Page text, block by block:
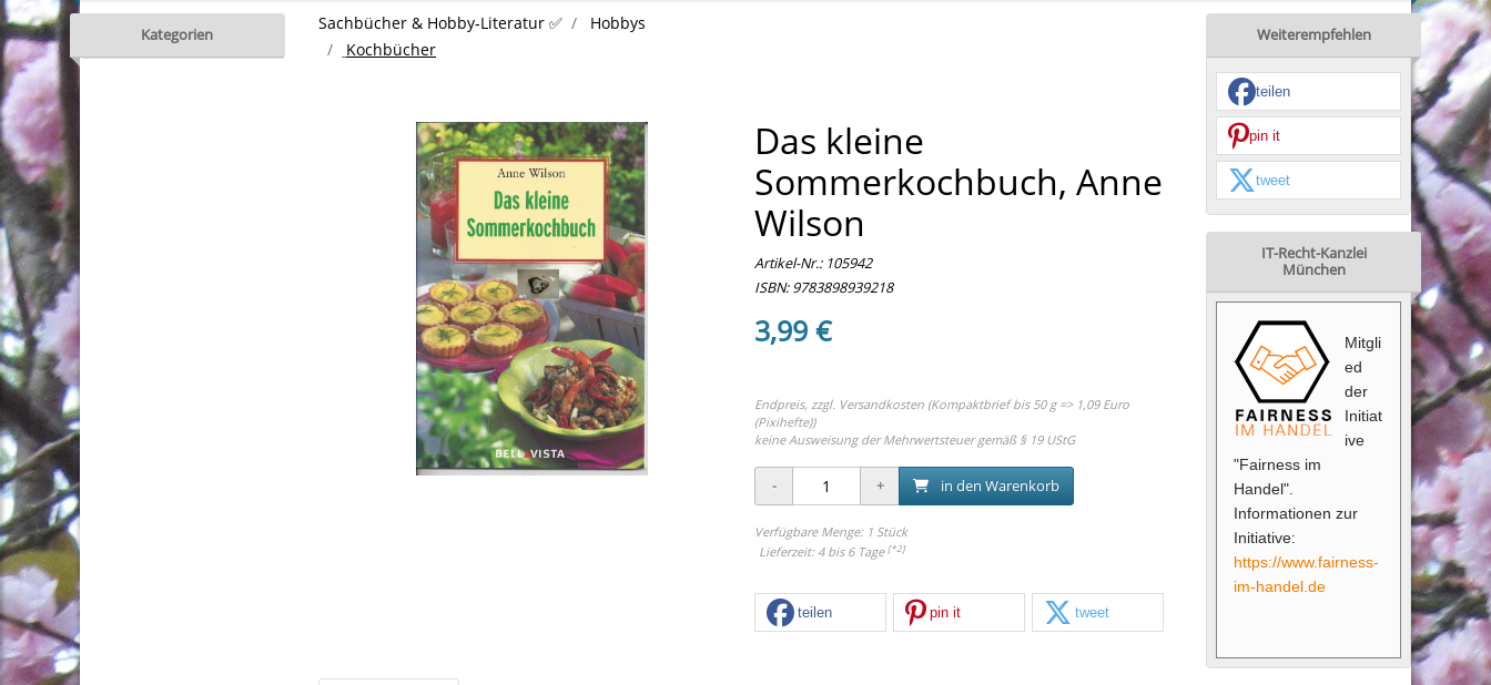
Kategorien
Sachbücher & Hobby‑Literatur ✅
Hobbys
Kochbücher
Das kleine
Sommerkochbuch, Anne
Wilson
Artikel-Nr.: 105942
ISBN: 9783898939218
3,99 €
Endpreis, zzgl. Versandkosten (Kompaktbrief bis 50 g => 1,09 Euro
(Pixihefte))
keine Ausweisung der Mehrwertsteuer gemäß § 19 UStG
in den Warenkorb
Verfügbare Menge: 1 Stück
Lieferzeit: 4 bis 6 Tage [*2]
teilen pin it tweet
Weiterempfehlen
teilen
pin it
tweet
IT-Recht-Kanzlei
München
Mitgli
ed
der
Initiat
ive
"Fairness im
Handel".
Informationen zur
Initiative:
https://www.fairness-
im-handel.de